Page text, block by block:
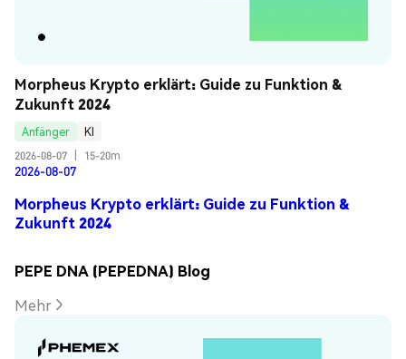
Morpheus Krypto erklärt: Guide zu Funktion &
Zukunft 2024
Anfänger
KI
2026-08-07
15-20m
2026-08-07
Morpheus Krypto erklärt: Guide zu Funktion &
Zukunft 2024
PEPE DNA (PEPEDNA) Blog
Mehr